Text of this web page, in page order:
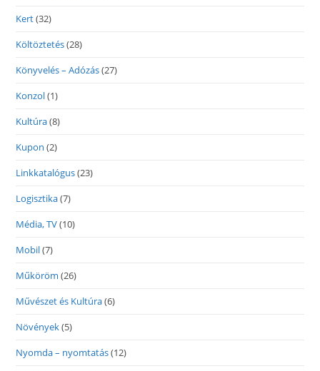
Kert(32)
Költöztetés(28)
Könyvelés – Adózás(27)
Konzol(1)
Kultúra(8)
Kupon (2)
Linkkatalógus(23)
Logisztika(7)
Média, TV(10)
Mobil(7)
Műköröm (26)
Művészet és Kultúra(6)
Növények(5)
Nyomda – nyomtatás(12)